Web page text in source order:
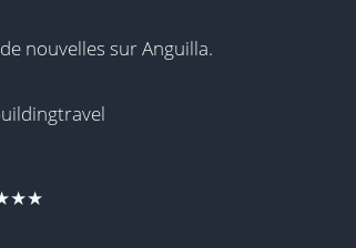
nouvelles sur Anguilla.